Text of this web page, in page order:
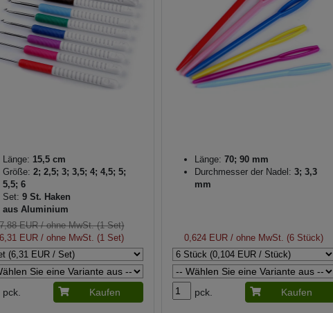
Länge: 15,5 cm
Größe: 2; 2,5; 3; 3,5; 4; 4,5; 5;
5,5; 6
Set: 9 St. Haken
aus Aluminium
7,88 EUR/ ohne MwSt. (1 Set)
6,31 EUR / ohne MwSt. (1 Set)
pck. Kaufen
Länge: 70; 90 mm
Durchmesser der Nadel: 3; 3,3
mm
0,624 EUR/ ohne MwSt. (6 Stück)
pck. Kaufen